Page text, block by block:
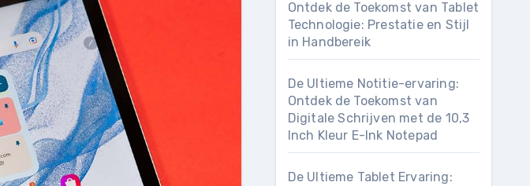
Ontdek de Toekomst van Tablet
Technologie: Prestatie en Stijl
in Handbereik
De Ultieme Notitie-ervaring:
Ontdek de Toekomst van
Digitale Schrijven met de 10,3
Inch Kleur E-Ink Notepad
De Ultieme Tablet Ervaring: